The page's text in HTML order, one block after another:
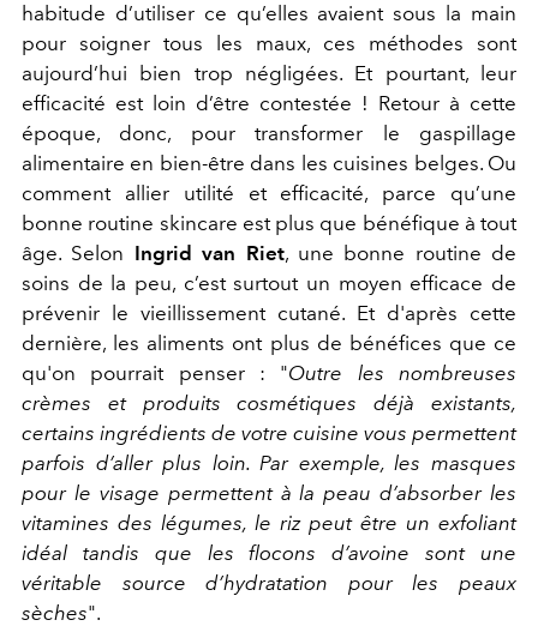
habitude d’utiliser ce qu’elles avaient sous la main
pour soigner tous les maux, ces méthodes sont
aujourd’hui bien trop négligées. Et pourtant, leur
efficacité est loin d’être contestée ! Retour à cette
époque, donc, pour transformer le gaspillage
alimentaire en bien-être dans les cuisines belges. Ou
comment allier utilité et efficacité, parce qu’une
bonne routine skincare est plus que bénéfique à tout
âge. Selon Ingrid van Riet, une bonne routine de
soins de la peu, c’est surtout un moyen efficace de
prévenir le vieillissement cutané. Et d'après cette
dernière, les aliments ont plus de bénéfices que ce
qu'on pourrait penser : "Outre les nombreuses
crèmes et produits cosmétiques déjà existants,
certains ingrédients de votre cuisine vous permettent
parfois d’aller plus loin. Par exemple, les masques
pour le visage permettent à la peau d’absorber les
vitamines des légumes, le riz peut être un exfoliant
idéal tandis que les flocons d’avoine sont une
véritable source d’hydratation pour les peaux
sèches".